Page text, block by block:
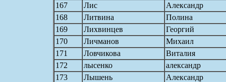
167
Лис
Александр
168
Литвина
Полина
169
Лихвинцев
Георгий
170
Личманов
Михаил
171
Ловчикова
Виталия
172
лысенко
александр
173
Лышень
Александр